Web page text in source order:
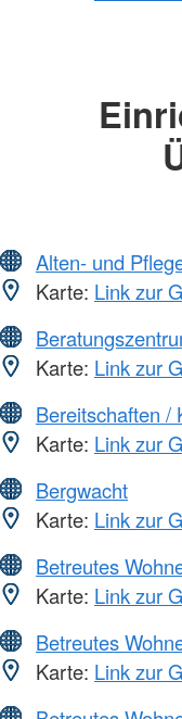
Alten- und
Karte: Link zur
Karte: Link zur
Bereitschaften /
Karte: Link zur
Bergwacht
Karte: Link zur
Betreutes
Karte: Link zur
Betreutes
Karte: Link zur